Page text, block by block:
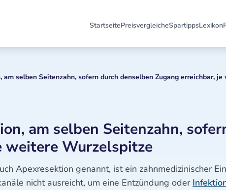
StartseitePreisvergleicheSpartippsLexikon
selben Seitenzahn, sofern durch denselben Zugang erreichbar,
am selben Seitenzahn,
weitere Wurzelspitze
Apexresektion genannt, ist ein zahnmedizinischer
nicht ausreicht, um eine Entzündung oder